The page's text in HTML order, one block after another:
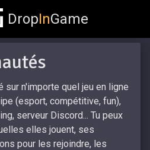
DropInGame
sur n'importe quel jeu en ligne
(esport, compétitive, fun),
serveur Discord... Tu peux
elles jouent, ses
pour les rejoindre, les